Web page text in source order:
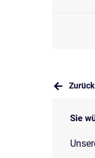
Sie